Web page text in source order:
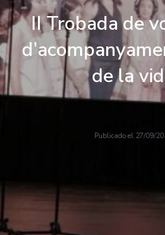
II Trobada de
de la
Publicado el 27/09/